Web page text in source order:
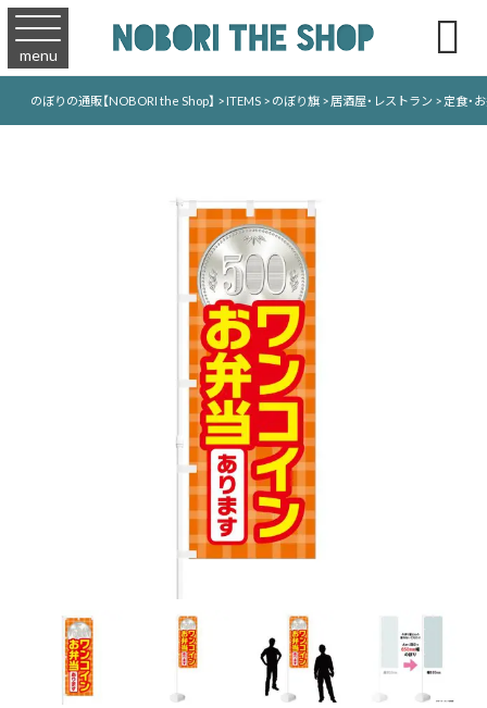
menu 
のぼりの通販【NOBORI the Shop】 >ITEMS>のぼり旗>居酒屋・レストラン>定食・